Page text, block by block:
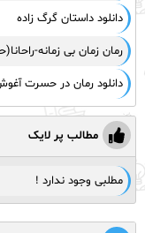
دانلود داستان گرگ زاده
رمان زمان بی زمانه-
دانلود رمان در حسرت
مطالب پر لایک
مطلبی وجود ندارد !